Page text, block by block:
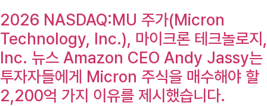
2026 NASDAQ:MU 주가(Micron
Technology, Inc.), 마이크론 테크놀로지,
Inc. 뉴스 Amazon CEO Andy Jassy는
투자자들에게 Micron 주식을 매수해야 할
2,200억 가지 이유를 제시했습니다.